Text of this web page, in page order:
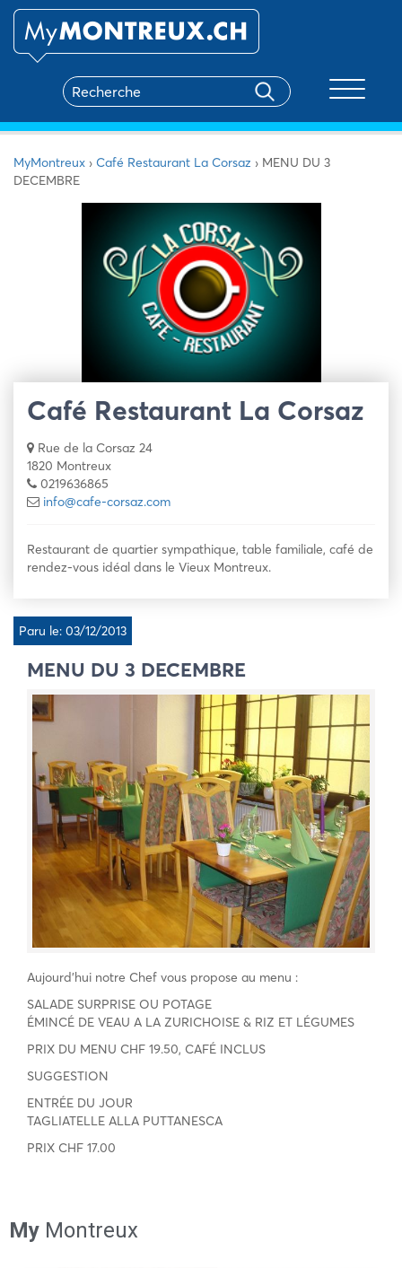
MyMontreux › Café Restaurant La Corsaz › MENU DU 3
DECEMBRE
Café Restaurant La Corsaz
Rue de la Corsaz 24
1820 Montreux
0219636865
info@cafe-corsaz.com
Restaurant de quartier sympathique, table familiale, café de
rendez-vous idéal dans le Vieux Montreux.
Paru le: 03/12/2013
MENU DU 3 DECEMBRE
Aujourd’hui notre Chef vous propose au menu :
SALADE SURPRISE OU POTAGE
ÉMINCÉ DE VEAU A LA ZURICHOISE & RIZ ET LÉGUMES
PRIX DU MENU CHF 19.50, CAFÉ INCLUS
SUGGESTION
ENTRÉE DU JOUR
TAGLIATELLE ALLA PUTTANESCA
PRIX CHF 17.00
My Montreux